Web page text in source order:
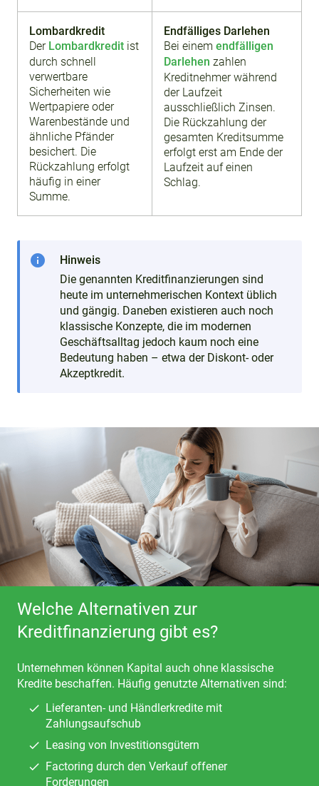
Lombardkredit
Der Lombardkredit ist
durch schnell
verwertbare
Sicherheiten wie
Wertpapiere oder
Warenbestände und
ähnliche Pfänder
besichert. Die
Rückzahlung erfolgt
häufig in einer
Summe.
Endfälliges Darlehen
Bei einem endfälligen
Darlehen zahlen
Kreditnehmer während
der Laufzeit
ausschließlich Zinsen.
Die Rückzahlung der
gesamten Kreditsumme
erfolgt erst am Ende der
Laufzeit auf einen
Schlag.
info
Hinweis
Die genannten Kreditfinanzierungen sind
heute im unternehmerischen Kontext üblich
und gängig. Daneben existieren auch noch
klassische Konzepte, die im modernen
Geschäftsalltag jedoch kaum noch eine
Bedeutung haben – etwa der Diskont- oder
Akzeptkredit.
Welche Alternativen zur
Kreditfinanzierung gibt es?
Unternehmen können Kapital auch ohne klassische
Kredite beschaffen. Häufig genutzte Alternativen sind:
Lieferanten- und Händlerkredite mit
Zahlungsaufschub
Leasing von Investitionsgütern
Factoring durch den Verkauf offener
Forderungen